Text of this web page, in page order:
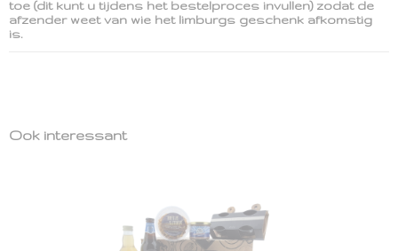
toe (dit kunt u tijdens het bestelproces invullen) zodat de
afzender weet van wie het limburgs geschenk afkomstig
is.
Ook interessant